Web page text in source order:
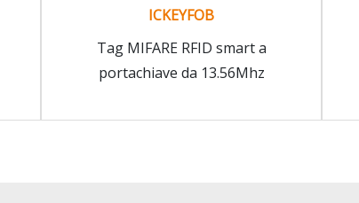
ICKEYFOB
Tag MIFARE RFID smart a
portachiave da 13.56Mhz